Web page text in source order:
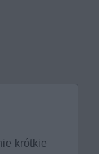
krótkie